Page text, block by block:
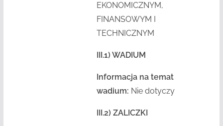
EKONOMICZNYM,
FINANSOWYM I
TECHNICZNYM
III.1) WADIUM
Informacja na temat
wadium: Nie dotyczy
III.2) ZALICZKI